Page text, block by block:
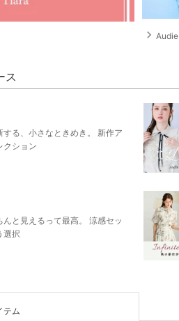
navigate_next
ス
する、小さなときめき。 新作ア
クション
んと見えるって最高。 涼感セッ
選択
テム